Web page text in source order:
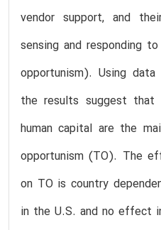
vendor support, and
sensing and responding
opportunism). Using
the results suggest
human capital are the
opportunism (TO). The
on TO is country
in the U.S. and no effect